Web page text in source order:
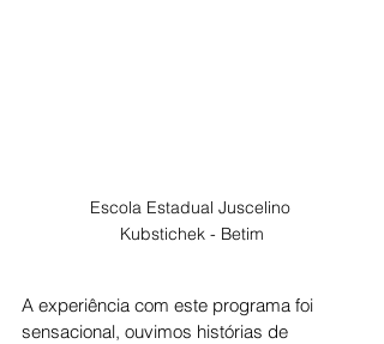
Escola Estadual Juscelino
Kubstichek - Betim
A experiência com este programa foi
sensacional, ouvimos histórias de